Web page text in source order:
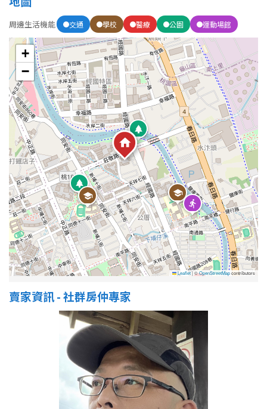
屋齡
不拘
5 年以下
5-10 年 10-20 年
20-30 年 30-40 年
40 年以上
售價
周邊生活機能 交通 學校 醫療 公園 運動場館
+
−
Leaflet|©OpenStreetMapcontributors
賣家資訊 - 社群房仲專家